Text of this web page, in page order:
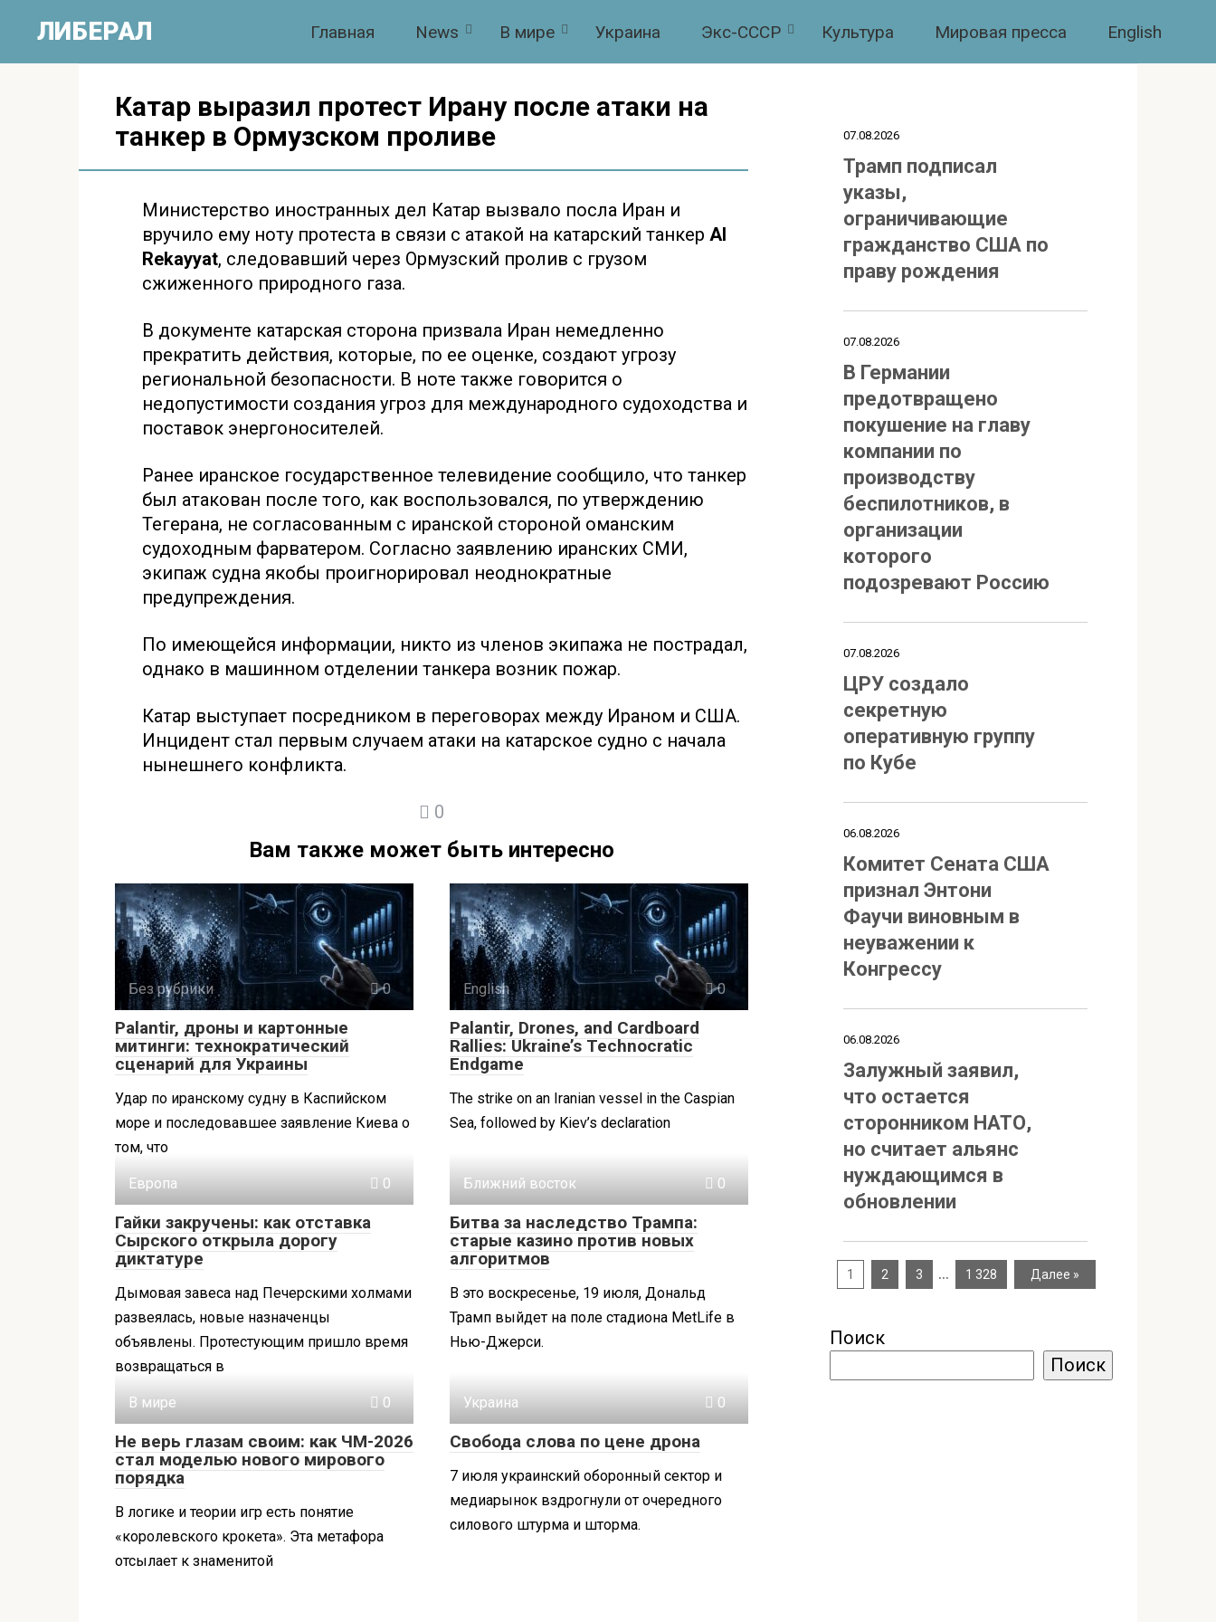
контенту
ЛИБЕРАЛ Главная News В мире Украина Экс-СССР Культура Мировая пресса English
Катар выразил протест Ирану после атаки на
танкер в Ормузском проливе
Министерство иностранных дел Катар вызвало посла Иран и
вручило ему ноту протеста в связи с атакой на катарский танкер Al
Rekayyat, следовавший через Ормузский пролив с грузом
сжиженного природного газа.
В документе катарская сторона призвала Иран немедленно
прекратить действия, которые, по ее оценке, создают угрозу
региональной безопасности. В ноте также говорится о
недопустимости создания угроз для международного судоходства и
поставок энергоносителей.
Ранее иранское государственное телевидение сообщило, что танкер
был атакован после того, как воспользовался, по утверждению
Тегерана, не согласованным с иранской стороной оманским
судоходным фарватером. Согласно заявлению иранских СМИ,
экипаж судна якобы проигнорировал неоднократные
предупреждения.
По имеющейся информации, никто из членов экипажа не пострадал,
однако в машинном отделении танкера возник пожар.
Катар выступает посредником в переговорах между Ираном и США.
Инцидент стал первым случаем атаки на катарское судно с начала
нынешнего конфликта.
0
Вам также может быть интересно
Без рубрики 0
Palantir, дроны и картонные
митинги: технократический
сценарий для Украины
Удар по иранскому судну в Каспийском
море и последовавшее заявление Киева о
том, что
English 0
Palantir, Drones, and Cardboard
Rallies: Ukraine’s Technocratic
Endgame
The strike on an Iranian vessel in the Caspian
Sea, followed by Kiev’s declaration
Европа 0
Гайки закручены: как отставка
Сырского открыла дорогу
диктатуре
Дымовая завеса над Печерскими холмами
развеялась, новые назначенцы
объявлены. Протестующим пришло время
возвращаться в
Ближний восток 0
Битва за наследство Трампа:
старые казино против новых
алгоритмов
В это воскресенье, 19 июля, Дональд
Трамп выйдет на поле стадиона MetLife в
Нью-Джерси.
В мире 0
Не верь глазам своим: как ЧМ-2026
стал моделью нового мирового
порядка
В логике и теории игр есть понятие
«королевского крокета». Эта метафора
отсылает к знаменитой
Украина 0
Свобода слова по цене дрона
7 июля украинский оборонный сектор и
медиарынок вздрогнули от очередного
силового штурма и шторма.
07.08.2026
Трамп подписал
указы,
ограничивающие
гражданство США по
праву рождения
07.08.2026
В Германии
предотвращено
покушение на главу
компании по
производству
беспилотников, в
организации
которого
подозревают Россию
07.08.2026
ЦРУ создало
секретную
оперативную группу
по Кубе
06.08.2026
Комитет Сената США
признал Энтони
Фаучи виновным в
неуважении к
Конгрессу
06.08.2026
Залужный заявил,
что остается
сторонником НАТО,
но считает альянс
нуждающимся в
обновлении
1 2 3 … 1 328 Далее »
Поиск
Поиск